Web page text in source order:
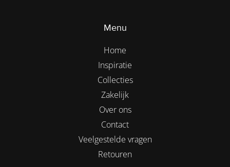
Menu
Home
Inspiratie
Collecties
Zakelijk
Over ons
Contact
Veelgestelde vragen
Retouren